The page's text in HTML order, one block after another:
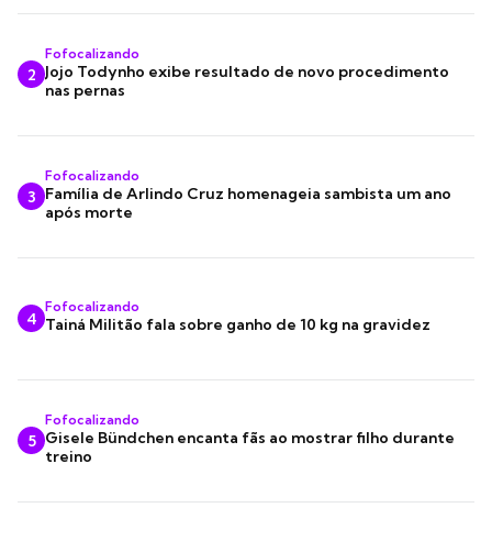
2
Fofocalizando
Jojo Todynho exibe resultado de novo procedimento
nas pernas
3
Fofocalizando
Família de Arlindo Cruz homenageia sambista um ano
após morte
4
Fofocalizando
Tainá Militão fala sobre ganho de 10 kg na gravidez
5
Fofocalizando
Gisele Bündchen encanta fãs ao mostrar filho durante
treino